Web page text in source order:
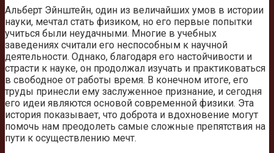
Альберт Эйнштейн, один из величайших умов в истории
науки, мечтал стать физиком, но его первые попытки
учиться были неудачными. Многие в учебных
заведениях считали его неспособным к научной
деятельности. Однако, благодаря его настойчивости и
страсти к науке, он продолжал изучать и практиковаться
в свободное от работы время. В конечном итоге, его
труды принесли ему заслуженное признание, и сегодня
его идеи являются основой современной физики. Эта
история показывает, что доброта и вдохновение могут
помочь нам преодолеть самые сложные препятствия на
пути к осуществлению мечт.